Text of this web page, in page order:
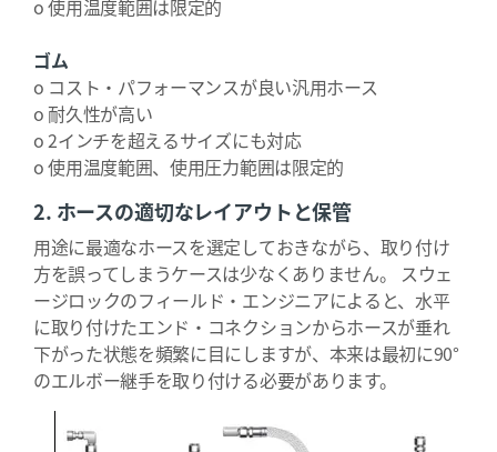
o 使用温度範囲は限定的
ゴム
o コスト・パフォーマンスが良い汎用ホース
o 耐久性が高い
o 2インチを超えるサイズにも対応
o 使用温度範囲、使用圧力範囲は限定的
2. ホースの適切なレイアウトと保管
用途に最適なホースを選定しておきながら、取り付け
方を誤ってしまうケースは少なくありません。 スウェ
ージロックのフィールド・エンジニアによると、水平
に取り付けたエンド・コネクションからホースが垂れ
下がった状態を頻繁に目にしますが、本来は最初に90°
のエルボー継手を取り付ける必要があります。